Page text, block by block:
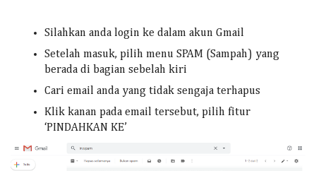
Silahkan anda login ke dalam akun Gmail
Setelah masuk, pilih menu SPAM (Sampah) yang
berada di bagian sebelah kiri
Cari email anda yang tidak sengaja terhapus
Klik kanan pada email tersebut, pilih fitur
‘PINDAHKAN KE’